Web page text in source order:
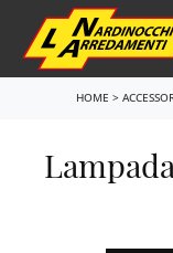
HOME >